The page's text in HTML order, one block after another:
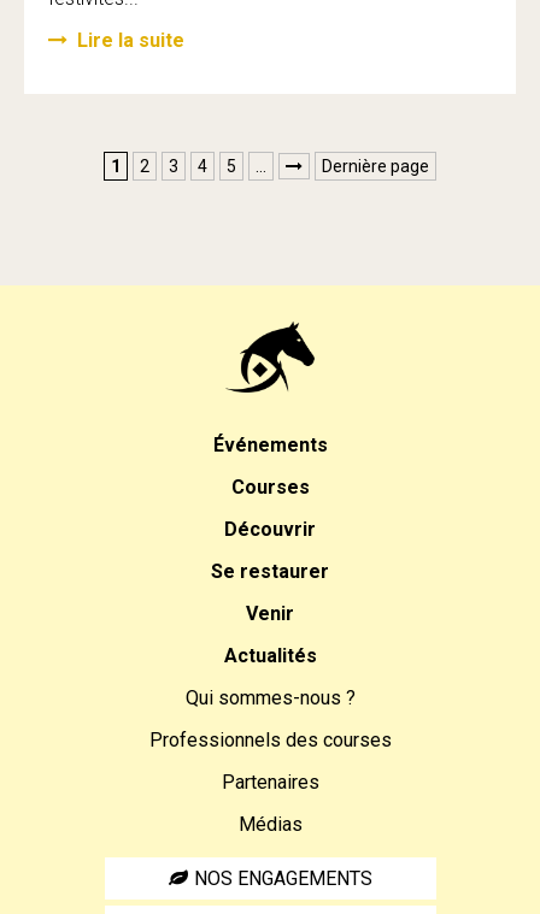
Lire la suite
1 2 3 4 5  Dernière page
Événements
Courses
Découvrir
Se restaurer
Venir
Actualités
Qui sommes-nous ?
Professionnels des courses
Partenaires
Médias
NOS ENGAGEMENTS